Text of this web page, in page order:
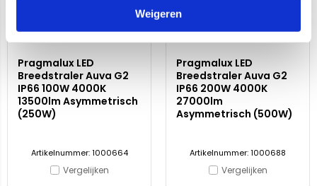
Weigeren
Pragmalux LED
Breedstraler Auva G2
IP66 100W 4000K
13500lm Asymmetrisch
(250W)
Artikelnummer: 1000664
Vergelijken
Pragmalux LED
Breedstraler Auva G2
IP66 200W 4000K
27000lm
Asymmetrisch (500W)
Artikelnummer: 1000688
Vergelijken